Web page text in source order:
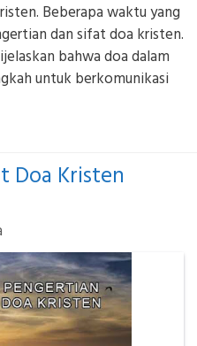
Beberapa waktu yang
dan sifat doa kristen.
bahwa doa dalam
untuk berkomunikasi
Doa Kristen